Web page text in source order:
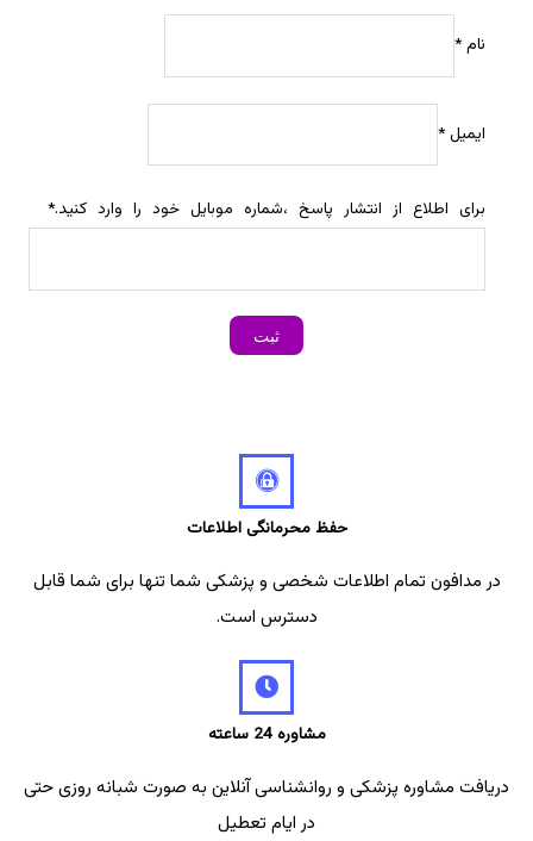
نام*
ایمیل*
برای اطلاع از انتشار پاسخ ،شماره موبایل خود را وارد کنید.*
حفظ محرمانگی اطلاعات
در مدافون تمام اطلاعات شخصی و پزشکی شما تنها برای شما قابل
دسترس است.
مشاوره 24 ساعته
دریافت مشاوره پزشکی و روانشناسی آنلاین به صورت شبانه روزی حتی
در ایام تعطیل